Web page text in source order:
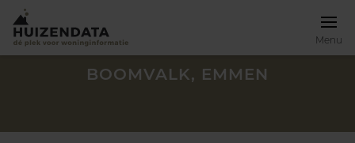
Menu
BOOMVALK, EMMEN